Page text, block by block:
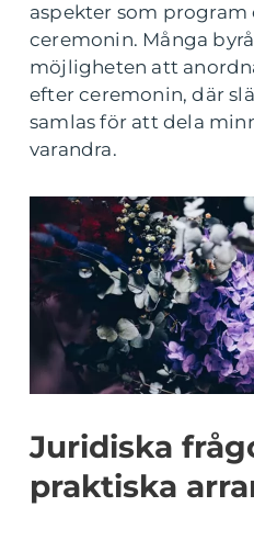
aspekter som program
ceremonin. Många
möjligheten att
efter ceremonin, där
samlas för att dela
varandra.
Juridiska
praktiska